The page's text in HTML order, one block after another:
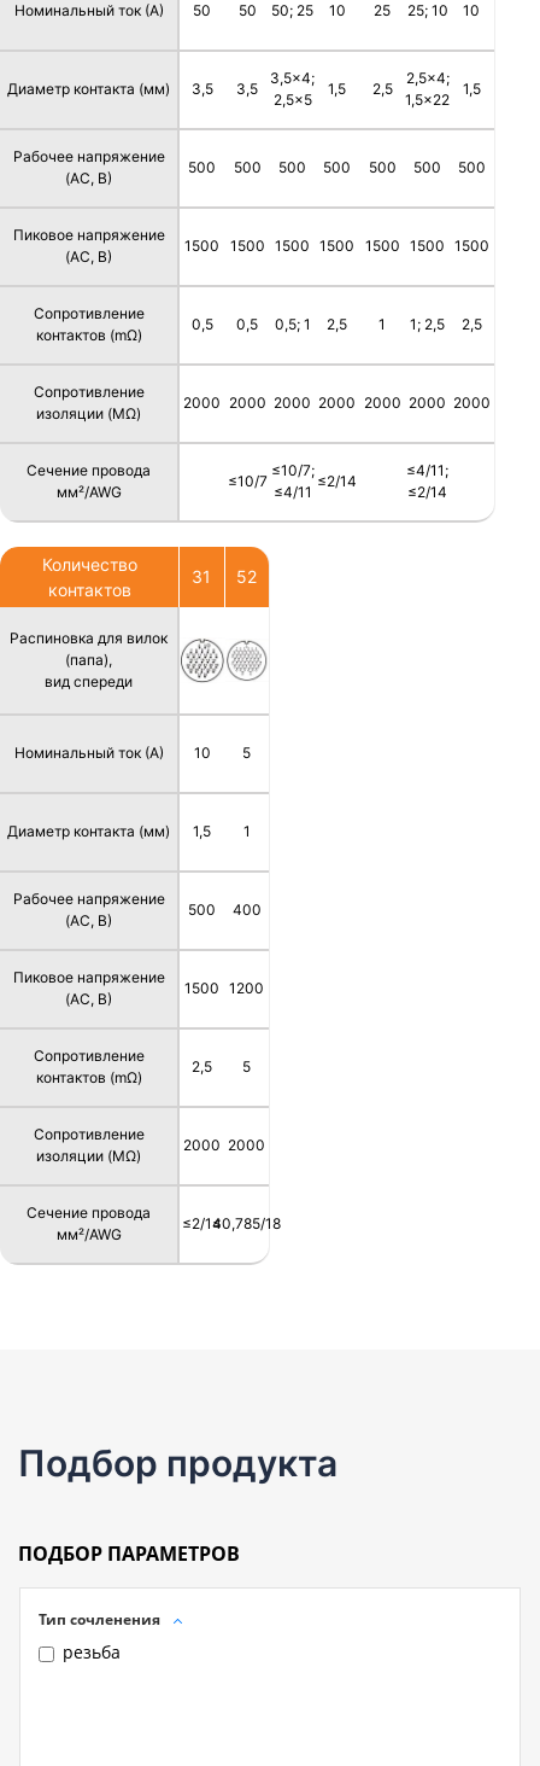
Номинальный ток (А)
Диаметр контакта (мм)
Рабочее напряжение
(AC, В)
Пиковое напряжение
(AC, В)
Сопротивление
контактов (mΩ)
Сопротивление
изоляции (MΩ)
Сечение провода
мм²/AWG
50
3,5
500
1500
0,5
2000
50
3,5
500
1500
0,5
2000
≤10/7
50; 25
3,5x4;
2,5x5
500
1500
0,5; 1
2000
≤10/7;
≤4/11
10
1,5
500
1500
2,5
2000
≤2/14
25
2,5
500
1500
1
2000
25; 10
2,5x4;
1,5x22
500
1500
1; 2,5
2000
≤4/11;
≤2/14
10
1,5
500
1500
2,5
2000
Количество
контактов
Распиновка для вилок
(папа),
вид спереди
Номинальный ток (А)
Диаметр контакта (мм)
Рабочее напряжение
(AC, В)
Пиковое напряжение
(AC, В)
Сопротивление
контактов (mΩ)
Сопротивление
изоляции (MΩ)
Сечение провода
мм²/AWG
31
10
1,5
500
1500
2,5
2000
≤2/14
52
5
1
400
1200
5
2000
≤0,785/18
Подбор продукта
ПОДБОР ПАРАМЕТРОВ
Тип сочленения
резьба